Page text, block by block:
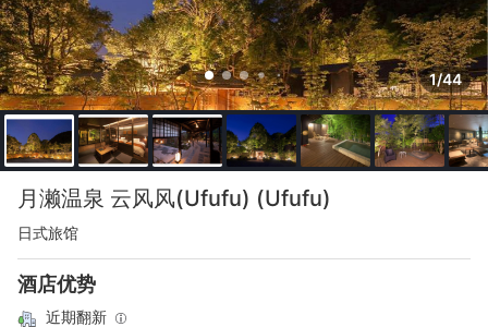
1/44
月濑温泉 云风风(Ufufu) (Ufufu)
日式旅馆
酒店优势
近期翻新